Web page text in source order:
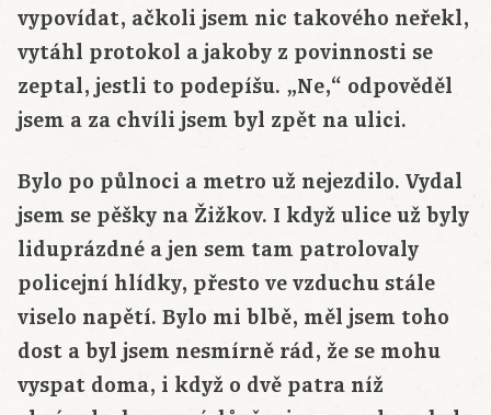
vypovídat, ačkoli jsem nic takového neřekl,
vytáhl protokol a jakoby z povinnosti se
zeptal, jestli to podepíšu. „Ne,“ odpověděl
jsem a za chvíli jsem byl zpět na ulici.
Bylo po půlnoci a metro už nejezdilo. Vydal
jsem se pěšky na Žižkov. I když ulice už byly
liduprázdné a jen sem tam patrolovaly
policejní hlídky, přesto ve vzduchu stále
viselo napětí. Bylo mi blbě, měl jsem toho
dost a byl jsem nesmírně rád, že se mohu
vyspat doma, i když o dvě patra níž